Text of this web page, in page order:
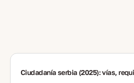
Ciudadanía serbia (2025): vías,